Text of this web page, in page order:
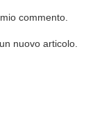
commento.
nuovo articolo.